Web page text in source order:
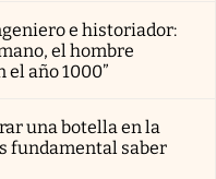
e historiador:
el hombre
el año 1000”
una botella en la
fundamental saber